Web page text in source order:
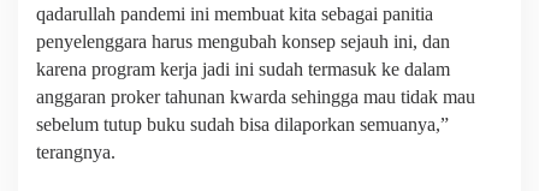
qadarullah pandemi ini membuat kita sebagai panitia
penyelenggara harus mengubah konsep sejauh ini, dan
karena program kerja jadi ini sudah termasuk ke dalam
anggaran proker tahunan kwarda sehingga mau tidak mau
sebelum tutup buku sudah bisa dilaporkan semuanya,”
terangnya.